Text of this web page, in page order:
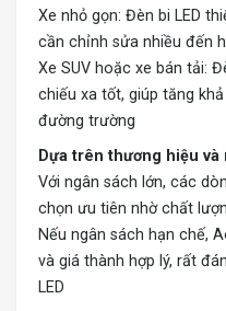
Xe nhỏ gọn: Đèn bi LED
cần chỉnh sửa nhiều đến
Xe SUV hoặc xe bán tải:
chiếu xa tốt, giúp tăng
đường trường
Dựa trên thương hiệu và
Với ngân sách lớn, các
chọn ưu tiên nhờ chất
Nếu ngân sách hạn chế,
và giá thành hợp lý, rất
LED